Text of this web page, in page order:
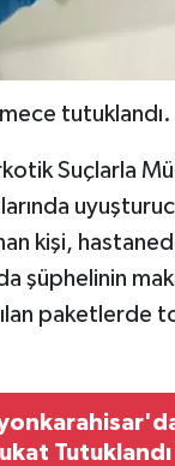
tutuklandı.
Suçlarla
kişi,
şüphelinin
Tutuklandı